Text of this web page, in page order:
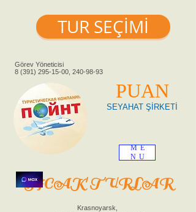
TUR SEÇİMİ
Görev Yöneticisi
8 (391) 295-15-00 240-98-93
PUAN
SEYAHAT ŞİRKETİ
ME
NU
SICAK TURLAR
Krasnoyarsk,